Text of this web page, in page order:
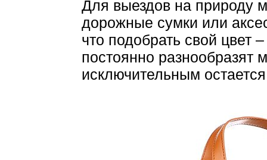
Для выездов на природу
дорожные сумки или
что подобрать свой цвет
постоянно
исключительным